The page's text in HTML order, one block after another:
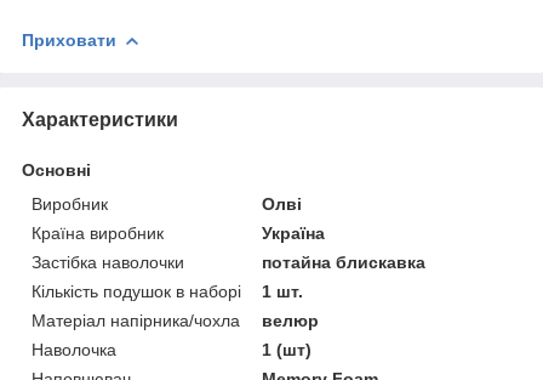
Приховати
Характеристики
Основні
Виробник
Олві
Країна виробник
Україна
Застібка наволочки
потайна блискавка
Кількість подушок в наборі
1 шт.
Матеріал напірника/чохла
велюр
Наволочка
1 (шт)